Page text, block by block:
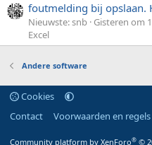
foutmelding bij opslaan.
Nieuwste: snb Gisteren om
Excel
Andere software
Cookies
Contact
Voorwaarden en regels
Community platform by XenForo® ©